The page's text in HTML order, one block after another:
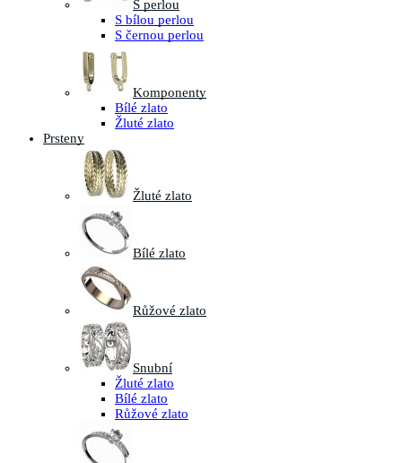
S perlou
S bílou perlou
S černou perlou
Komponenty
Bílé zlato
Žluté zlato
Prsteny
Žluté zlato
Bílé zlato
Růžové zlato
Snubní
Žluté zlato
Bílé zlato
Růžové zlato